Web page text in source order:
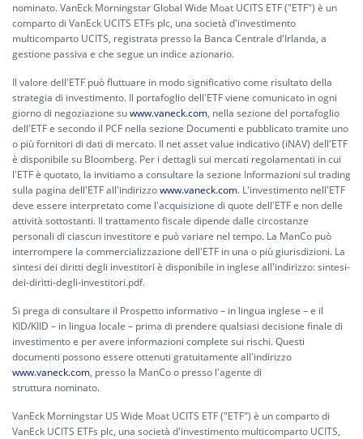
nominato. VanEck Morningstar Global Wide Moat UCITS ETF ("ETF") è un
comparto di VanEck UCITS ETFs plc, una società d'investimento
multicomparto UCITS, registrata presso la Banca Centrale d'Irlanda, a
gestione passiva e che segue un indice azionario.
Il valore dell'ETF può fluttuare in modo significativo come risultato della
strategia di investimento. Il portafoglio dell'ETF viene comunicato in ogni
giorno di negoziazione suwww.vaneck.com, nella sezione del portafoglio
dell'ETF e secondo il PCF nella sezione Documenti e pubblicato tramite uno
o più fornitori di dati di mercato. Il net asset value indicativo (iNAV) dell'ETF
è disponibile su Bloomberg. Per i dettagli sui mercati regolamentati in cui
l'ETF è quotato, la invitiamo a consultare la sezione Informazioni sul trading
sulla pagina dell'ETF all'indirizzowww.vaneck.com. L'investimento nell'ETF
deve essere interpretato come l'acquisizione di quote dell'ETF e non delle
attività sottostanti. Il trattamento fiscale dipende dalle circostanze
personali di ciascun investitore e può variare nel tempo. La ManCo può
interrompere la commercializzazione dell'ETF in una o più giurisdizioni. La
sintesi dei diritti degli investitori è disponibile in inglese all'indirizzo:sintesi-
dei-diritti-degli-investitori.pdf.
Si prega di consultare il Prospetto informativo – in lingua inglese – e il
KID/KIID – in lingua locale – prima di prendere qualsiasi decisione finale di
investimento e per avere informazioni complete sui rischi. Questi
documenti possono essere ottenuti gratuitamente all'indirizzo
www.vaneck.com, presso la ManCo o presso l'agente di
struttura nominato.
VanEck Morningstar US Wide Moat UCITS ETF ("ETF") è un comparto di
VanEck UCITS ETFs plc, una società d'investimento multicomparto UCITS,